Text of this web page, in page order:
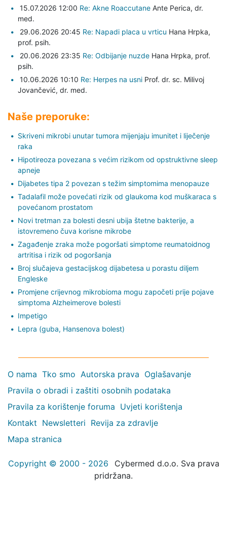
15.07.2026 12:00 Re: Akne Roaccutane Ante Perica, dr.
med.
29.06.2026 20:45 Re: Napadi placa u vrticu Hana Hrpka,
prof. psih.
20.06.2026 23:35 Re: Odbijanje nuzde Hana Hrpka, prof.
psih.
10.06.2026 10:10 Re: Herpes na usni Prof. dr. sc. Milivoj
Jovančević, dr. med.
Naše preporuke:
Skriveni mikrobi unutar tumora mijenjaju imunitet i liječenje
raka
Hipotireoza povezana s većim rizikom od opstruktivne sleep
apneje
Dijabetes tipa 2 povezan s težim simptomima menopauze
Tadalafil može povećati rizik od glaukoma kod muškaraca s
povećanom prostatom
Novi tretman za bolesti desni ubija štetne bakterije, a
istovremeno čuva korisne mikrobe
Zagađenje zraka može pogoršati simptome reumatoidnog
artritisa i rizik od pogoršanja
Broj slučajeva gestacijskog dijabetesa u porastu diljem
Engleske
Promjene crijevnog mikrobioma mogu započeti prije pojave
simptoma Alzheimerove bolesti
Impetigo
Lepra (guba, Hansenova bolest)
O nama Tko smo Autorska prava Oglašavanje
Pravila o obradi i zaštiti osobnih podataka
Pravila za korištenje foruma Uvjeti korištenja
Kontakt Newsletteri Revija za zdravlje
Mapa stranica
Copyright © 2000 - 2026
Cybermed d.o.o. Sva prava
pridržana.